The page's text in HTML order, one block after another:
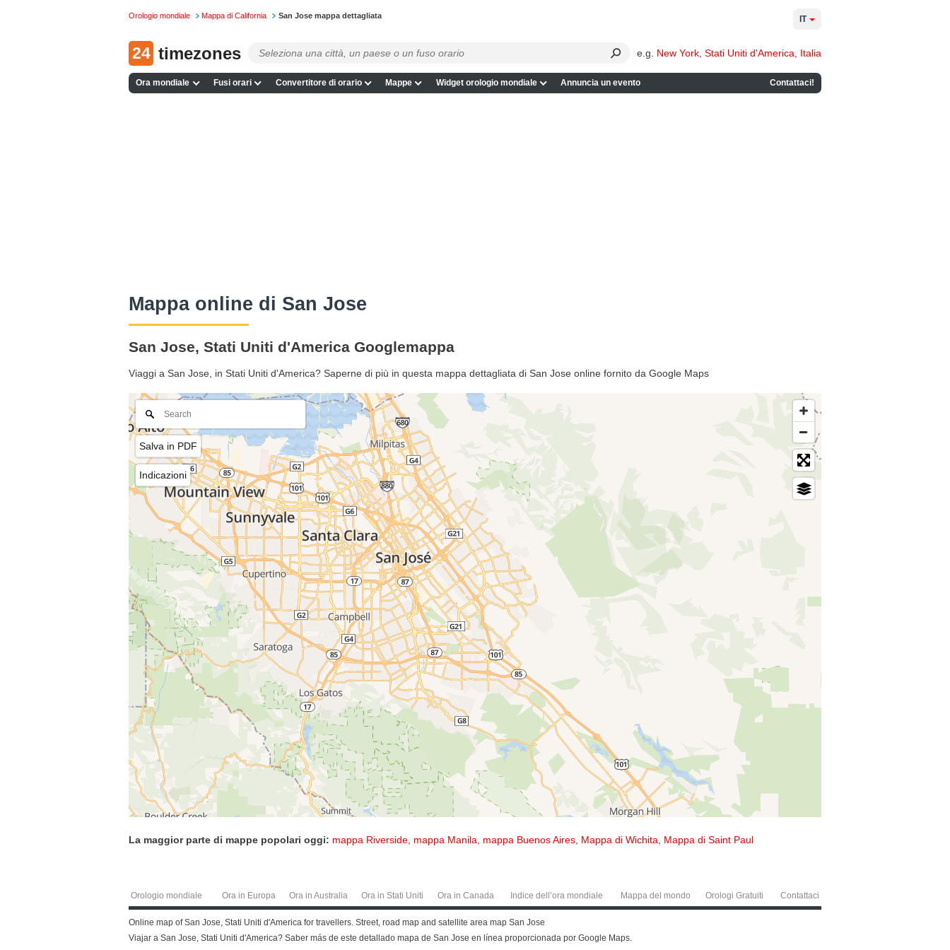
Orologio mondiale Mappa di California San Jose mappa dettagliata
24 timezones e.g. New York Stati Uniti d'America Italia
Ora mondiale Fusi orari Convertitore di orario Mappe Widget orologio mondiale Annuncia un evento Contattaci!
IT
Mappa online di San Jose
San Jose, Stati Uniti d'America Googlemappa
Viaggi a San Jose, in Stati Uniti d'America? Saperne di più in questa mappa dettagliata di San Jose online fornito da Google Maps
Salva in PDF
Indicazioni
La maggior parte di mappe popolari oggi: mappa Riverside mappa Manila mappa Buenos Aires Mappa di Wichita Mappa di Saint Paul
Orologio mondiale Ora in Europa Ora in Australia Ora in Stati Uniti Ora in Canada Indice dell’ora mondiale Mappa del mondo Orologi Gratuiti Contattaci
Online map of San Jose, Stati Uniti d'America for travellers. Street, road map and satellite area map San Jose
Viajar a San Jose, Stati Uniti d'America? Saber más de este detallado mapa de San Jose en línea proporcionada por Google Maps.